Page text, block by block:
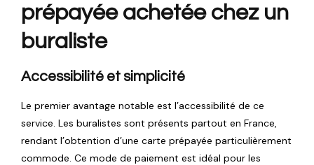
prépayée achetée chez un
buraliste
Accessibilité et simplicité
Le premier avantage notable est l’accessibilité de ce
service. Les buralistes sont présents partout en France,
rendant l’obtention d’une carte prépayée particulièrement
commode. Ce mode de paiement est idéal pour les